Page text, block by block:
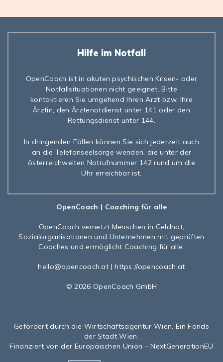
Hilfe im Notfall
OpenCoach ist in akuten psychischen Krisen- oder
Notfallsituationen nicht geeignet. Bitte
kontaktieren Sie umgehend Ihren Arzt bzw. Ihre
Ärztin, den Ärztenotdienst unter 141 oder den
Rettungsdienst unter 144.
In dringenden Fällen können Sie sich jederzeit auch
an die Telefonseelsorge wenden, die unter der
österreichweiten Notrufnummer 142 rund um die
Uhr erreichbar ist.
OpenCoach | Coaching für alle
OpenCoach vernetzt Menschen in Geldnot,
Sozialorganisationen und Unternehmen mit geprüften
Coaches und ermöglicht Coaching für alle.
hello@opencoach.at |https://opencoach.at
© 2026 OpenCoach GmbH
Gefördert durch die Wirtschaftsagentur Wien. Ein Fonds
der Stadt Wien.
Finanziert von der Europäischen Union – NextGenerationEU